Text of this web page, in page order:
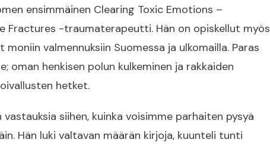
ensimmäinen Clearing Toxic Emotions –
Fractures -traumaterapeutti. Hän on opiskellut myös
valmennuksiin Suomessa ja ulkomailla. Paras
oman henkisen polun kulkeminen ja rakkaiden
hetket.
siihen, kuinka voisimme parhaiten pysyä
Hän luki valtavan määrän kirjoja, kuunteli tunti